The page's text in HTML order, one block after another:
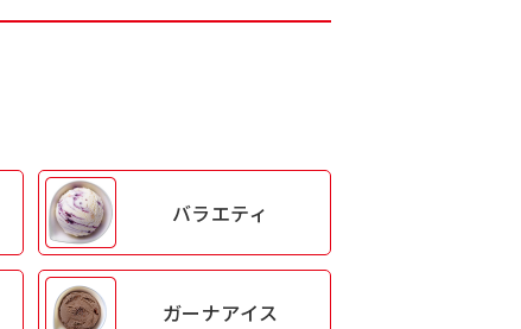
バラエティ
ガーナアイス